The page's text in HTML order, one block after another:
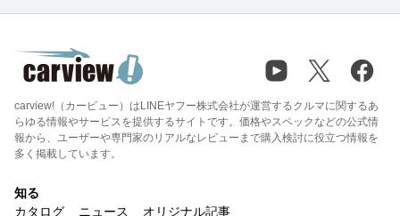
carview!（カービュー）はLINEヤフー株式会社が運営するクルマに関するあ
らゆる情報やサービスを提供するサイトです。価格やスペックなどの公式情
報から、ユーザーや専門家のリアルなレビューまで購入検討に役立つ情報を
多く掲載しています。
知る
カタログ
ニュース オリジナル記事